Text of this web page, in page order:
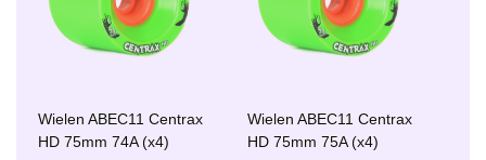
Wielen ABEC11 Centrax
HD 75mm 74A (x4)
Wielen ABEC11 Centrax
HD 75mm 75A (x4)